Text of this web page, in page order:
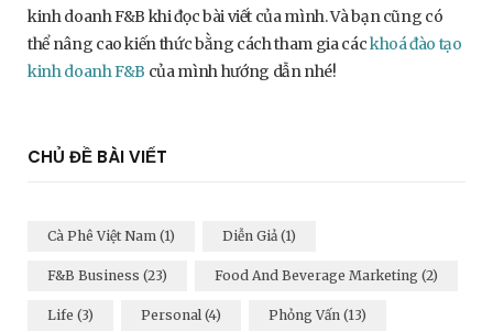
kinh doanh F&B khi đọc bài viết của mình. Và bạn cũng có
thể nâng cao kiến thức bằng cách tham gia cáckhoá đào tạo
kinh doanh F&B của mình hướng dẫn nhé!
CHỦ ĐỀ BÀI VIẾT
Cà Phê Việt Nam (1) Diễn Giả (1)
F&B Business (23) Food And Beverage Marketing (2)
Life (3) Personal (4) Phỏng Vấn (13)